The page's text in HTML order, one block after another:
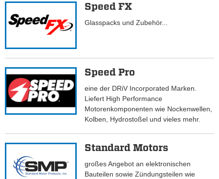
Speed FX
Glasspacks und Zubehör...
Speed Pro
eine der DRiV Incorporated Marken.
Liefert High Performance
Motorenkomponenten wie Nockenwellen,
Kolben, Hydrostoßel und vieles mehr.
Standard Motors
großes Angebot an elektronischen
Bauteilen sowie Zündungsteilen wie